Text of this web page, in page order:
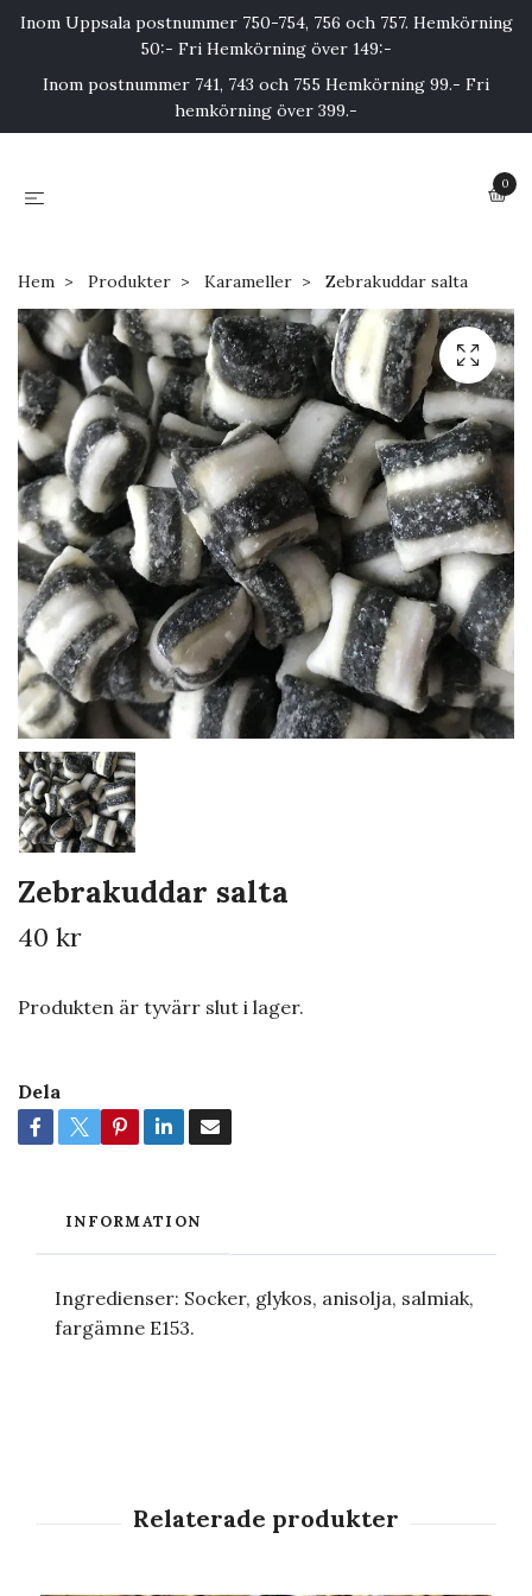
Inom Uppsala postnummer 750-754, 756 och 757. Hemkörning
50:- Fri Hemkörning över 149:-
Inom postnummer 741, 743 och 755 Hemkörning 99.- Fri
hemkörning över 399.-
0
Hem Produkter Karameller Zebrakuddar salta
Zebrakuddar salta
40 kr
Produkten är tyvärr slut i lager.
Dela
INFORMATION
Ingredienser: Socker, glykos, anisolja, salmiak,
fargämne E153.